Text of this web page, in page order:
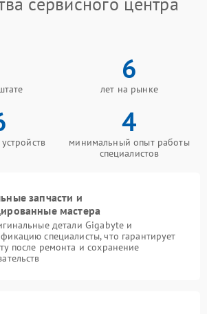
6
лет на рынке
4
минимальный опыт работы
специалистов
запчасти и
мастера
детали Gigabyte и
специалисты, что гарантирует
после ремонта и сохранение